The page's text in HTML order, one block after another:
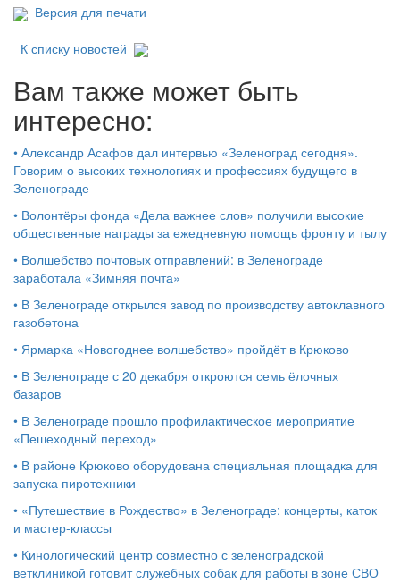
Версия для печати
К списку новостей
Вам также может быть
интересно:
• Александр Асафов дал интервью «Зеленоград сегодня».
Говорим о высоких технологиях и профессиях будущего в
Зеленограде
• Волонтёры фонда «Дела важнее слов» получили высокие
общественные награды за ежедневную помощь фронту и тылу
• Волшебство почтовых отправлений: в Зеленограде
заработала «Зимняя почта»
• В Зеленограде открылся завод по производству автоклавного
газобетона
• Ярмарка «Новогоднее волшебство» пройдёт в Крюково
• В Зеленограде с 20 декабря откроются семь ёлочных
базаров
• В Зеленограде прошло профилактическое мероприятие
«Пешеходный переход»
• В районе Крюково оборудована специальная площадка для
запуска пиротехники
• «Путешествие в Рождество» в Зеленограде: концерты, каток
и мастер‑классы
• Кинологический центр совместно с зеленоградской
ветклиникой готовит служебных собак для работы в зоне СВО